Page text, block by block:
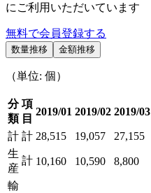
にご利用いただいています
無料で会員登録する
数量推移 金額推移
（単位: 個）
分
類
項
目
2019/01 2019/02 2019/03
計 計 28,515 19,057 27,155
生
産
計 10,160 10,590 8,800
輸